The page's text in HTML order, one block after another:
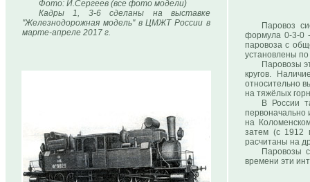
Фото: И.Сергеев (все фото модели)
Кадры 1, 3-6 сделаны на выставке
"Железнодорожная модель" в ЦМЖТ России в
марте-апреле 2017 г.
Паровоз
формула 0-3-0
паровоза с
установлены по
Паровозы
кругов.
относительно
на тяжёлых
В России
первоначально
на
затем (с 1912
расчитаны на
Паровозы
времени эти